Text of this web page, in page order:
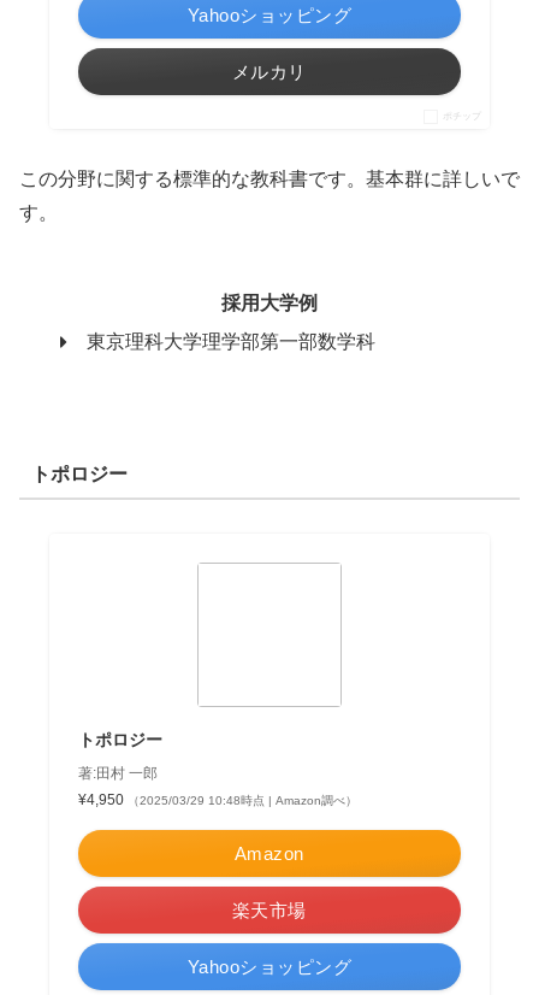
Yahooショッピング
メルカリ
ポチップ
この分野に関する標準的な教科書です。基本群に詳しいで
す。
採用大学例
東京理科大学理学部第一部数学科
トポロジー
トポロジー
著:田村 一郎
¥4,950
（2025/03/29 10:48時点 | Amazon調べ）
Amazon
楽天市場
Yahooショッピング